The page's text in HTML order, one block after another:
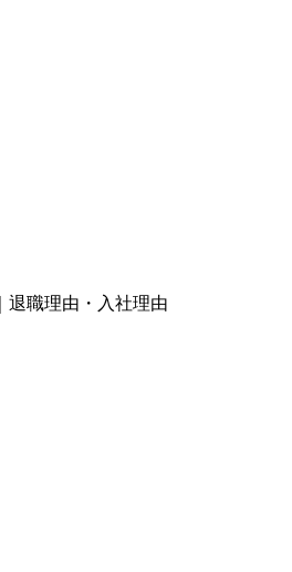
職理由・入社理由